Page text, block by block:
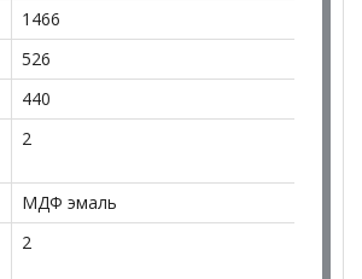
1466
526
440
2
МДФ эмаль
2